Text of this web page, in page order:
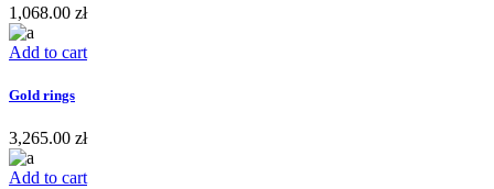
1,068.00 zł
Add to cart
Gold rings
3,265.00 zł
Add to cart